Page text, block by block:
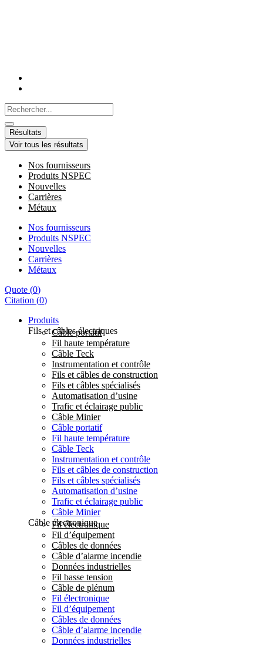
Search
...
Résultats
Voir tous les résultats
Nos fournisseurs
Produits NSPEC
Nouvelles
Carrières
Métaux
Nos fournisseurs
Produits NSPEC
Nouvelles
Carrières
Métaux
Quote (0)
Citation (0)
Produits
Fils et câbles électriques
Câble portatif
Fil haute température
Câble Teck
Instrumentation et contrôle
Fils et câbles de construction
Fils et câbles spécialisés
Automatisation d’usine
Trafic et éclairage public
Câble Minier
Câble portatif
Fil haute température
Câble Teck
Instrumentation et contrôle
Fils et câbles de construction
Fils et câbles spécialisés
Automatisation d’usine
Trafic et éclairage public
Câble Minier
Câble électronique
Fil électronique
Fil d’équipement
Câbles de données
Câble d’alarme incendie
Données industrielles
Fil basse tension
Câble de plénum
Fil électronique
Fil d’équipement
Câbles de données
Câble d’alarme incendie
Données industrielles